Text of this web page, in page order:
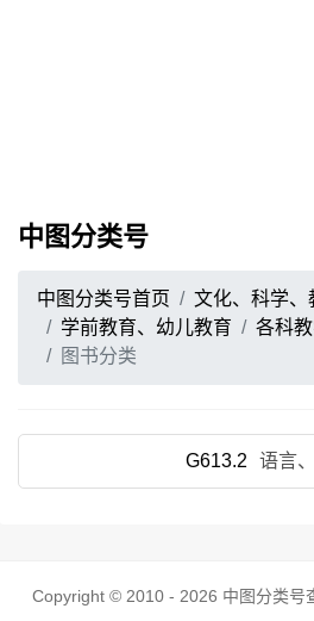
中图分类号
中图分类号首页 文化、科学、
学前教育、幼儿教育
各科
图书分类
G613.2 语言
Copyright © 2010 - 2026 中图分类号